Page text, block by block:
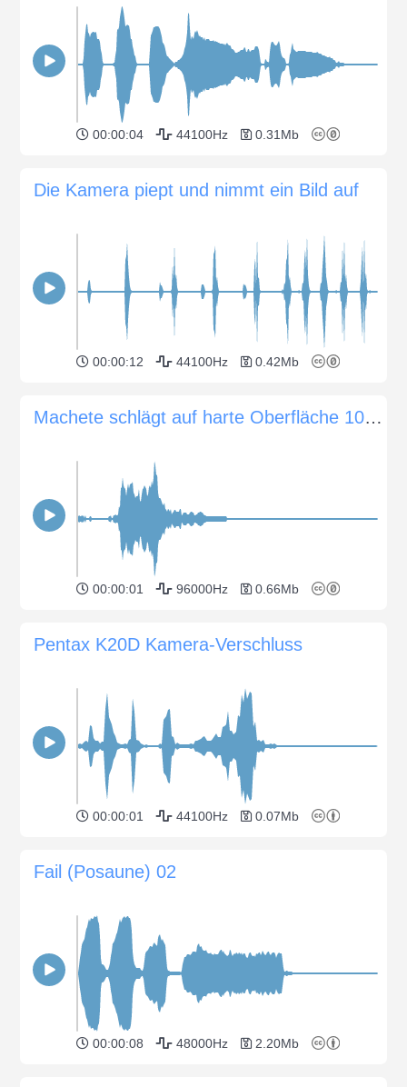
00:00:04 44100Hz 0.31Mb
Die Kamera piept und nimmt ein Bild auf
00:00:12 44100Hz 0.42Mb
Machete schlägt auf harte Oberfläche 10 de
00:00:01 96000Hz 0.66Mb
Pentax K20D Kamera-Verschluss
00:00:01 44100Hz 0.07Mb
Fail (Posaune) 02
00:00:08 48000Hz 2.20Mb